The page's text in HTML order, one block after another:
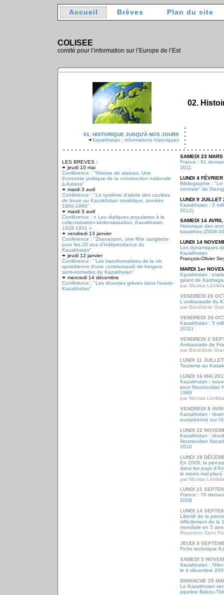
Accueil Brèves Plan du site
COLISEE
comité pour l’information sur l’Europe de l’Est
02.
01. HISTORIQUE JUSQU'À NOS JOURS
Kazakhstan : informations historiques
LES BREVES :
jeudi 10 mai
Conférence : "Histoire de statues. Une
économie politique de la construction nationale
à Astana"
mardi 3 avril
Conférence : "Le système d'alerte des coulées
de boue au Kazakhstan soviétique, années
1960-1980"
mardi 3 avril
Conférence : « Les répliques populaires à la
collectivisation-sédentarisation, Kazakhstan,
1928-1931 »
vendredi 13 janvier
Conférence : "Zhanaozen, une fête sanglante
pour les 20 ans d'indépendance du
Kazakhstan"
jeudi 12 janvier
Conférence : "Les transformations de la vie
quotidienne d'une communauté de bergers
semi-nomades du Kazakhstan"
mercredi 14 décembre
Conférence : "Les récentes grèves dans l'ouest-
Kazakhstan"
SAMEDI 23
France : 91
2011
LUNDI 4
Bibliographie :
centrale" de
LUNDI 9 JUILLET
Kazakhstan : 3
2012)
SAMEDI 14
Historique des
kazakhes (2008-
LUNDI 14
Les dynamiques
Kazakhstan
François-Olivier
MARDI 1er
Kazakhstan :
géant de
par Nicolas
VENDREDI 28
L'ambassade du
par Bénédicte
VENDREDI 28
Kazakhstan : 5
2011)
VENDREDI 2
Ambassade de
par Bénédicte
LUNDI 11
Tourisme au
LUNDI 16 MAI
Kazakhstan :
pour Noursoultan
1989
par Nicolas
VENDREDI 8
Kazakhstan :
européenne sur
LUNDI 22
Kazakhstan :
Noursoultan
2010
LUNDI 28
En 2009, la
dans les pays
le moins mal placé
par Nicolas
LUNDI 21
France : 76
2008
LUNDI 14
Liberté de la
difficilement de la
mondiale en 5
Reporters Sans
JEUDI 4
Fiche technique
SAMEDI 5
Kazakhstan :
le 4 décembre
DIMANCHE 29
Le Kazakhstan
pipeline Bakou-